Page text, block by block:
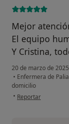
Mejor
El equipo
Y Cristina,
20 de marzo de 2025
• Enfermera de
domicilio
• en opinión del
Reportar